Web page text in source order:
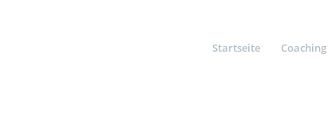
Startseite Coaching